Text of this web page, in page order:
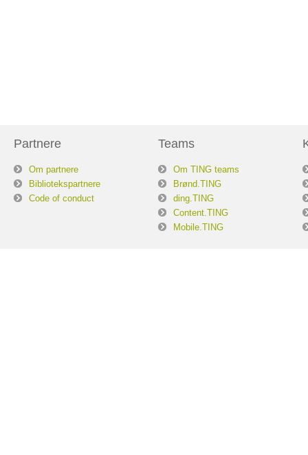
Partnere
Om partnere
Bibliotekspartnere
Code of conduct
Teams
Om TING teams
Brønd.TING
ding.TING
Content.TING
Mobile.TING